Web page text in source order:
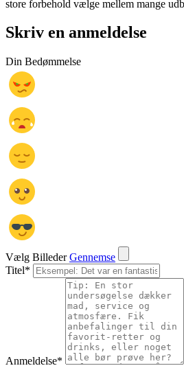
store forbehold vælge mellem mange
Skriv en anmeldelse
Din Bedømmelse
Vælg Billeder Gennemse
Titel*
Anmeldelse*